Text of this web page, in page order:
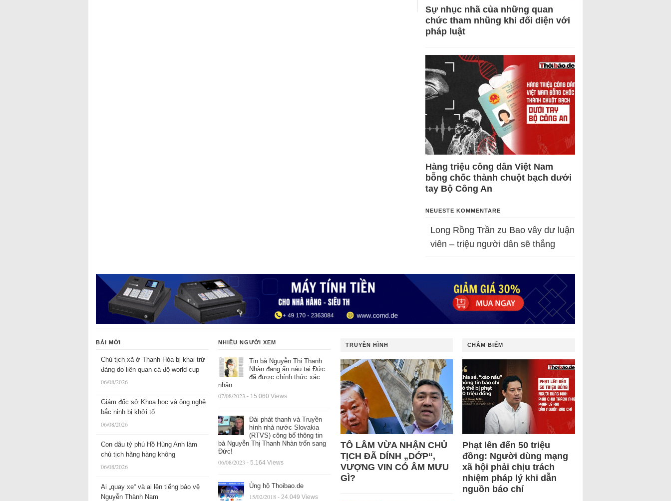
Sự nhục nhã của những quan
chức tham nhũng khi đối diện với
pháp luật
Hàng triệu công dân Việt Nam
bỗng chốc thành chuột bạch dưới
tay Bộ Công An
NEUESTE KOMMENTARE
Long Rồng Trần zu Bao vây dư luận
viên – triệu người dân sẽ thắng
BÀI MỚI
Chủ tịch xã ở Thanh Hóa bị khai trừ
đảng do liên quan cá độ world cup
06/08/2026
Giám đốc sở Khoa học và ông nghệ
bắc ninh bị khởi tố
06/08/2026
Con dâu tỷ phú Hồ Hùng Anh làm
chủ tịch hãng hàng không
06/08/2026
Ai „quay xe“ và ai lên tiếng bảo vệ
Nguyễn Thành Nam
NHIỀU NGƯỜI XEM
Tin bà Nguyễn Thị Thanh
Nhàn đang ẩn náu tại Đức
đã được chính thức xác
nhận
07/08/2023 - 15.060 Views
Đài phát thanh và Truyền
hình nhà nước Slovakia
(RTVS) công bố thông tin
bà Nguyễn Thị Thanh Nhàn trốn sang
Đức!
06/08/2023 - 5.164 Views
Ủng hộ Thoibao.de
15/02/2018 - 24.049 Views
TRUYỀN HÌNH
TÔ LÂM VỪA NHẬN CHỦ
TỊCH ĐÃ DÍNH „DỚP“,
VƯỢNG VIN CÓ ÂM MƯU
GÌ?
CHÂM BIẾM
Phạt lên đến 50 triệu
đồng: Người dùng mạng
xã hội phải chịu trách
nhiệm pháp lý khi dẫn
nguồn báo chí